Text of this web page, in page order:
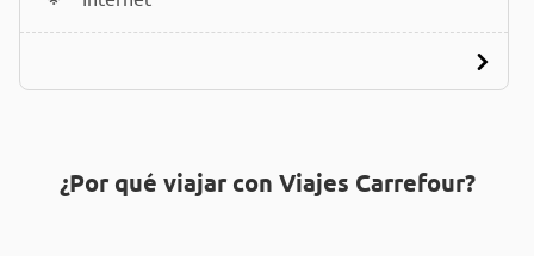
¿Por qué viajar con Viajes Carrefour?